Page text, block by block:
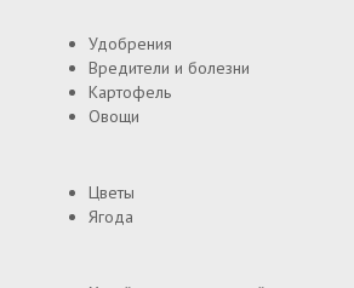
Удобрения
Вредители и болезни
Картофель
Овощи
Цветы
Ягода